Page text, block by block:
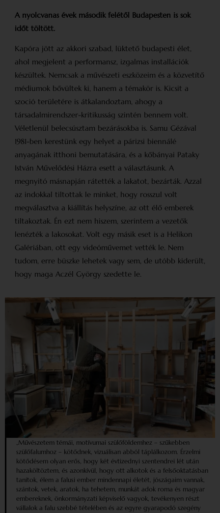
A nyolcvanas évek második felétől Buda­pesten is sok
időt töltött.
Kapóra jött az akkori szabad, lüktető budapesti élet,
ahol megjelent a performansz, izgalmas installációk
készültek. Nemcsak a művészeti eszközeim és a közvetítő
médiumok bővültek ki, hanem a témakör is. Kicsit a
szoció területére is átkalandoztam, ahogy a
társadalmirendszer-kritikusság szintén bennem volt.
Véletlenül belecsúsztam bezárásokba is. Samu Gézával
1981-ben kerestünk egy helyet a párizsi biennálé
anyagának itthoni bemutatására, és a kőbányai Pataky
István Művelődési Házra esett a választásunk. A
megnyitó másnapján rátették a lakatot, bezárták. Azzal
az indokkal tiltottak le minket, hogy rosszul volt
megválasztva a kiállítás helyszíne, az ott élő emberek
tiltakoztak. Én ezt nem hiszem, szerintem a vezetők
lenézték a lakosokat. Volt egy másik eset is a Helikon
Galériában, ott egy videóművemet vették le. Nem
tudom, erre büszke lehetek vagy sem, de utóbb kiderült,
hogy maga Aczél György szedette le.
„Művészetem témái, motívumai szülőföldemhez – szűkebben
szülőfalumhoz – kötődnek, vizuálisan abból táplálkozom. Érzelmi
kötődésem olyan erős, hogy két évtizednyi szentendrei lét után
haza­költöztem, és azonkívül, hogy ott alkotok és a felsőoktatásban
tanítok, élem a falusi ember mindennapi életét, jószágaim vannak,
szántok, vetek, aratok, ha tehetem, munkát adok roma és magyar
embereknek, önkormányzati képviselő vagyok, tevékenyen részt
vállalok a falu szebbé tételében és az egyre gyarapodó szegény